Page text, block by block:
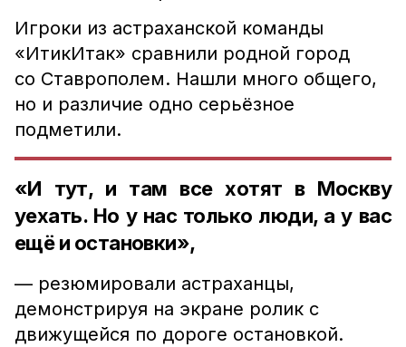
Игроки из астраханской команды
«ИтикИтак» сравнили родной город
со Ставрополем. Нашли много общего,
но и различие одно серьёзное
подметили.
«И тут, и там все хотят в Москву
уехать. Но у нас только люди, а у вас
ещё и остановки»,
— резюмировали астраханцы,
демонстрируя на экране ролик с
движущейся по дороге остановкой.